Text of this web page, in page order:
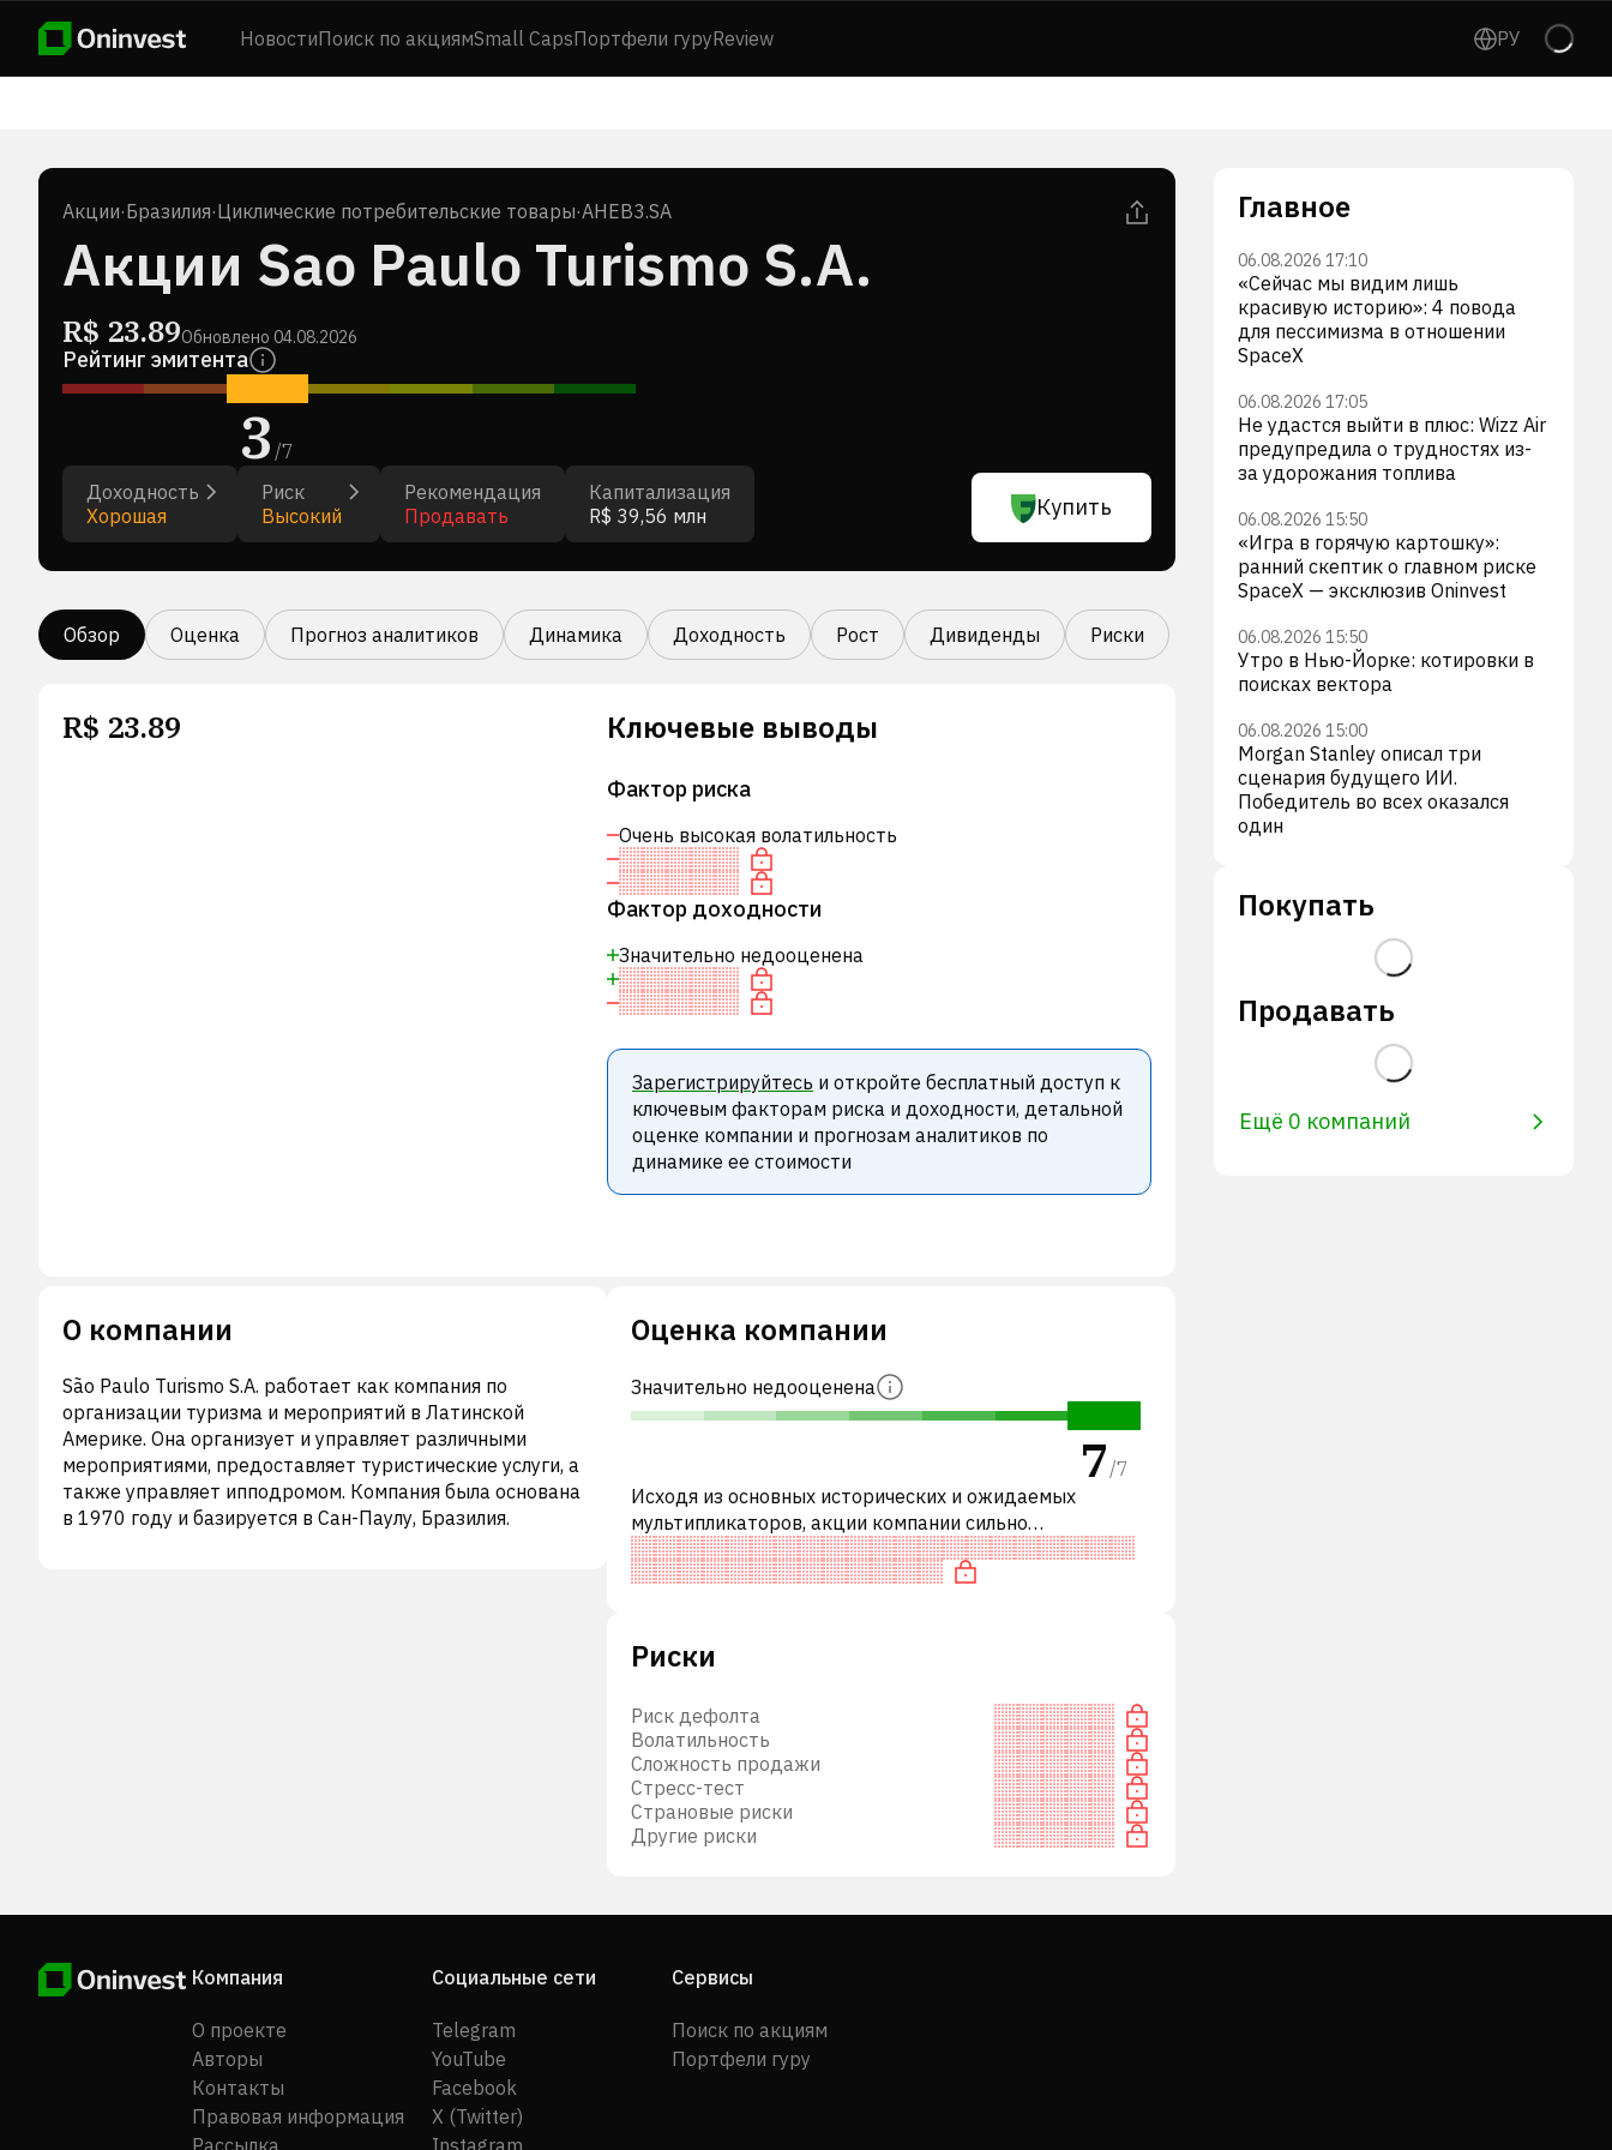
НовостиПоиск по акциямSmall CapsПортфели гуруReview РУ
Акции·Бразилия·Циклические потребительские товары·AHEB3.SA
Акции Sao Paulo Turismo S.A.
R$ 23.89Обновлено 04.08.2026
Рейтинг эмитента
3/7
Доходность
Хорошая
Риск
Высокий
Рекомендация
Продавать
Капитализация
R$ 39,56 млн
Купить
Обзор Оценка Прогноз аналитиков Динамика Доходность Рост Дивиденды Риски
R$ 23.89 Ключевые выводы
Фактор риска
Очень высокая волатильность
Фактор доходности
Значительно недооценена
Зарегистрируйтесь и откройте бесплатный доступ к
ключевым факторам риска и доходности, детальной
оценке компании и прогнозам аналитиков по
динамике ее стоимости
О компании
São Paulo Turismo S.A. работает как компания по
организации туризма и мероприятий в Латинской
Америке. Она организует и управляет различными
мероприятиями, предоставляет туристические услуги, а
также управляет ипподромом. Компания была основана
в 1970 году и базируется в Сан-Паулу, Бразилия.
Оценка компании
Значительно недооценена
7 /7
Исходя из основных исторических и ожидаемых
мультипликаторов, акции компании сильно
недооценены по сравнению с аналогичными
компаниями. В частности, акция «дешевая» по P/
Риски
Риск дефолта
Волатильность
Сложность продажи
Стресс-тест
Страновые риски
Другие риски
Главное
06.08.2026 17:10
«Сейчас мы видим лишь
красивую историю»: 4 повода
для пессимизма в отношении
SpaceX
06.08.2026 17:05
Не удастся выйти в плюс: Wizz Air
предупредила о трудностях из-
за удорожания топлива
06.08.2026 15:50
«Игра в горячую картошку»:
ранний скептик о главном риске
SpaceX — эксклюзив Oninvest
06.08.2026 15:50
Утро в Нью-Йорке: котировки в
поисках вектора
06.08.2026 15:00
Morgan Stanley описал три
сценария будущего ИИ.
Победитель во всех оказался
один
Покупать
Продавать
Ещё 0 компаний
Компания
О проекте
Авторы
Контакты
Правовая информация
Рассылка
Социальные сети
Telegram
YouTube
Facebook
X (Twitter)
Instagram
Сервисы
Поиск по акциям
Портфели гуру